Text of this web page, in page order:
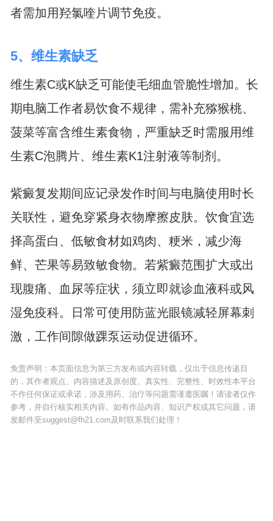
者需加用羟氯喹片调节免疫。
5、维生素缺乏
维生素C或K缺乏可能使毛细血管脆性增加。长
期电脑工作者易饮食不规律，需补充猕猴桃、
菠菜等富含维生素食物，严重缺乏时需服用维
生素C泡腾片、维生素K1注射液等制剂。
紫癜复发期间应记录发作时间与电脑使用时长
关联性，避免穿紧身衣物摩擦皮肤。饮食宜选
择高蛋白、低敏食材如鸡肉、粳米，减少海
鲜、芒果等易致敏食物。若紫癜范围扩大或出
现腹痛、血尿等症状，须立即就诊血液科或风
湿免疫科。日常可使用防蓝光眼镜减轻屏幕刺
激，工作间隙做踝泵运动促进循环。
免责声明：本页面信息为第三方发布或内容转载，仅出于信息传递目
的，其作者观点、内容描述及原创度、真实性、完整性、时效性本平台
不作任何保证或承诺，涉及用药、治疗等问题需谨遵医嘱！请读者仅作
参考，并自行核实相关内容。如有作品内容、知识产权或其它问题，请
发邮件至suggest@fh21.com及时联系我们处理！